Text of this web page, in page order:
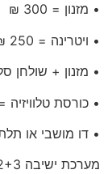
• מזנון = 300 ₪
• ויטרינה = 250 ₪
• מזנון + שולחן סלון
• כורסת טלוויזיה = 250
• דו מושבי או תלת
מערכת ישיבה 2+3 = 390 ₪